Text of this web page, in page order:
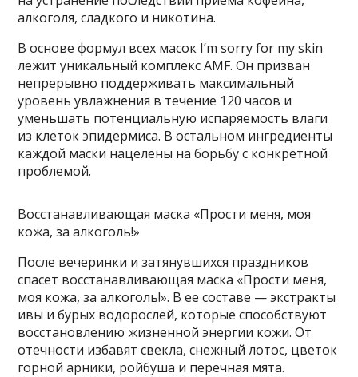
алкоголя, сладкого и никотина.
В основе формул всех масок I’m sorry for my skin
лежит уникальный комплекс AMF. Он призван
непрерывно поддерживать максимальный
уровень увлажнения в течение 120 часов и
уменьшать потенциальную испаряемость влаги
из клеток эпидермиса. В остальном ингредиенты
каждой маски нацелены на борьбу с конкретной
проблемой.
Восстанавливающая маска «Прости меня, моя
кожа, за алкоголь!»
После вечеринки и затянувшихся праздников
спасет восстанавливающая маска «Прости меня,
моя кожа, за алкоголь!». В ее составе — экстракты
ивы и бурых водорослей, которые способствуют
восстановлению жизненной энергии кожи. От
отечности избавят свекла, снежный лотос, цветок
горной арники, ройбуша и перечная мята.